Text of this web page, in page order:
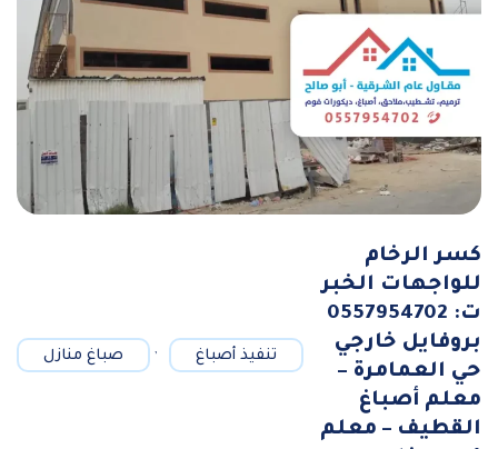
تنفيذ أصباغ , صباغ منازل
كسر الرخام
للواجهات الخبر
ت: 0557954702
بروفايل خارجي
حي العمامرة –
معلم أصباغ
القطيف – معلم